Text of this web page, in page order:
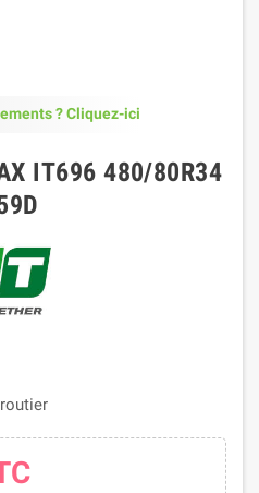
Demande de renseignements ? Cliquez-ici
IT696 480/80R34